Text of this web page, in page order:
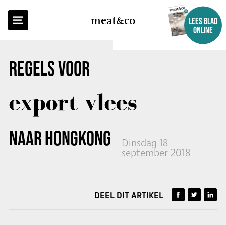
meatco
LEES BLAD
ONLINE
REGELS VOOR
export vlees
NAAR HONGKONG AANGESCHERPT
Dinsdag 18
september 2018
TERUG NAAR OVERZICHT
DEEL DIT ARTIKEL